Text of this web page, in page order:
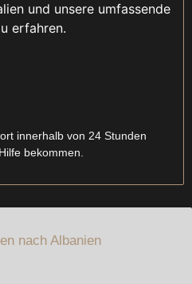
und unsere umfassende
erfahren.
innerhalb von 24 Stunden
bekommen.
nach Albanien